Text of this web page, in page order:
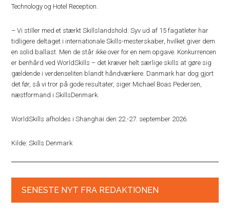
Technology og Hotel Reception.
– Vi stiller med et stærkt Skillslandshold. Syv ud af 15 fagatleter har
tidligere deltaget i internationale Skills-mesterskaber, hvilket giver dem
en solid ballast. Men de står ikke over for en nem opgave. Konkurrencen
er benhård ved WorldSkills – det kræver helt særlige skills at gøre sig
gældende i verdenseliten blandt håndværkere. Danmark har dog gjort
det før, så vi tror på gode resultater, siger Michael Boas Pedersen,
næstformand i SkillsDenmark.
WorldSkills afholdes i Shanghai den 22.-27. september 2026.
Kilde: Skills Denmark
SENESTE NYT FRA REDAKTIONEN